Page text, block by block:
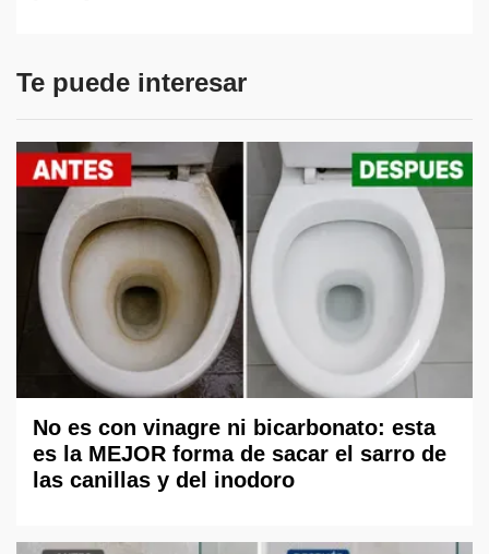
Te puede interesar
No es con vinagre ni bicarbonato: esta
es la MEJOR forma de sacar el sarro de
las canillas y del inodoro